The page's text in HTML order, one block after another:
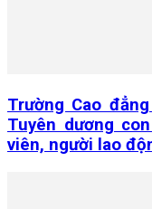
Trường Cao
Tuyên dương
viên, người lao